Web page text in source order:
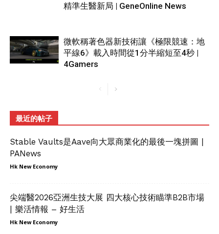
精準生醫新局 | GeneOnline News
微軟稱著色器新技術讓《極限競速：地
平線6》載入時間從1分半縮短至4秒 |
4Gamers
最近的帖子
Stable Vaults是Aave向大眾商業化的最後一塊拼圖 |
PANews
Hk New Economy
尖端醫2026亞洲生技大展 四大核心技術瞄準B2B市場
| 樂活情報 – 好生活
Hk New Economy